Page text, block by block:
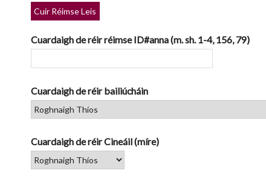
ag
úsáid
sonracha":
Cuir Réimse Leis
Cuardaigh de réir réimse ID#anna (m. sh. 1-4, 156, 79)
Cuardaigh de réir bailiúcháin
Cuardaigh de réir Cineáil (míre)